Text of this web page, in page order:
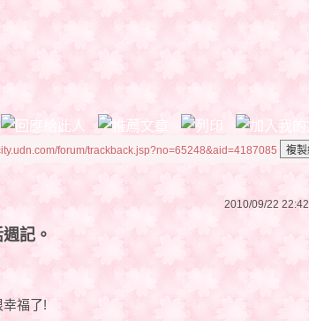
forum/trackback.jsp?no=65248&aid=4187085
2010/09/22 22:42
記。
福了!